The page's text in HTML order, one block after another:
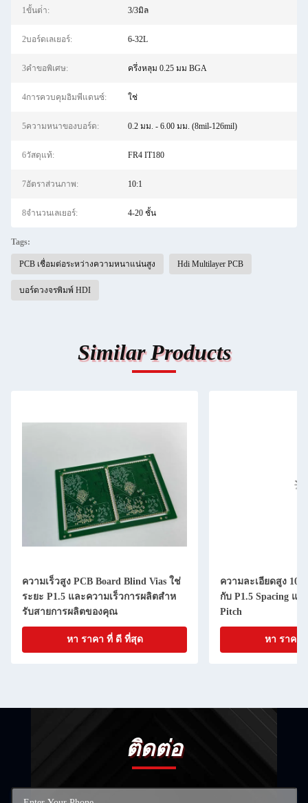
1ขั้นต่ํา: 3/3มิล
2บอร์ดเลเยอร์: 6-32L
3คำขอพิเศษ: ครึ่งหลุม 0.25 มม BGA
4การควบคุมอิมพีแดนซ์: ใช่
5ความหนาของบอร์ด: 0.2 มม. - 6.00 มม. (8mil-126mil)
6วัสดุแท้: FR4 IT180
7อัตราส่วนภาพ: 10:1
8จำนวนเลเยอร์: 4-20 ชั้น
Tags:
PCB เชื่อมต่อระหว่างความหนาแน่นสูง Hdi Multilayer PCB
บอร์ดวงจรพิมพ์ HDI
Similar Products
ความเร็วสูง PCB Board Blind Vias ใช่
ระยะ P1.5 และความเร็วการผลิตสําห
รับสายการผลิตของคุณ
หา ราคา ที่ ดี ที่สุด
ความละเอียดสูง 10
กับ P1.5 Spacing แล
Pitch
หา ราคา
ติดต่อ